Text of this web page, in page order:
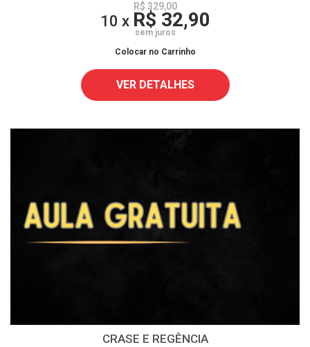
R$ 329,00
10 x R$ 32,90
sem juros
Colocar no Carrinho
VER DETALHES
CRASE E REGÊNCIA